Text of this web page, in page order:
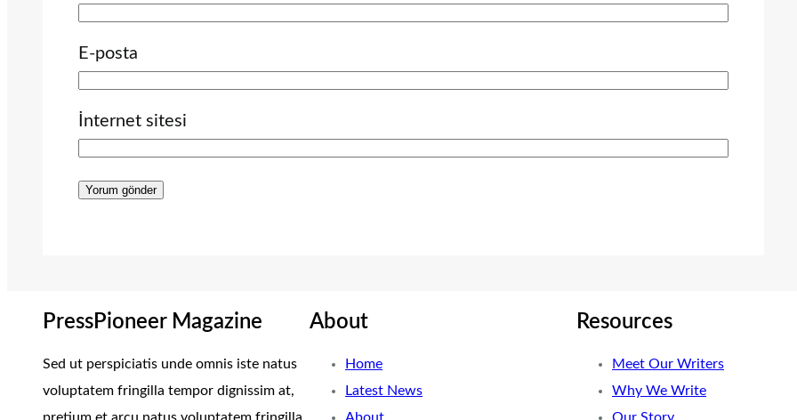
E-posta
İnternet sitesi
PressPioneer Magazine
Sed ut perspiciatis unde omnis iste natus
voluptatem fringilla tempor dignissim at,
About
Home
Latest News
Resources
Meet Our Writers
Why We Write